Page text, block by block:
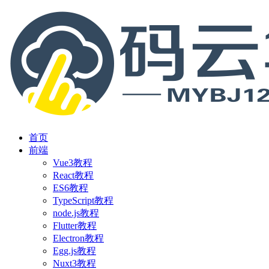
首页
前端
Vue3教程
React教程
ES6教程
TypeScript教程
node.js教程
Flutter教程
Electron教程
Egg.js教程
Nuxt3教程